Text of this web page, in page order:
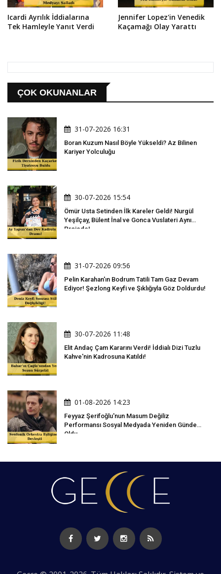
Icardi Ayrılık İddialarına
Tek Hamleyle Yanıt Verdi
Jennifer Lopez'in Venedik
Kaçamağı Olay Yarattı
ÇOK OKUNANLAR
31-07-2026 16:31
Boran Kuzum Nasıl Böyle Yükseldi? Az Bilinen
Kariyer Yolculuğu
30-07-2026 15:54
Ömür Usta Setinden İlk Kareler Geldi! Nurgül
Yeşilçay, Bülent İnal ve Gonca Vuslateri Aynı
Projede!
31-07-2026 09:56
Pelin Karahan'ın Bodrum Tatili Tam Gaz Devam
Ediyor! Şezlong Keyfi ve Şıklığıyla Göz Doldurdu!
30-07-2026 11:48
Elit Andaç Çam Kararını Verdi! İddialı Dizi Tuzlu
Kahve'nin Kadrosuna Katıldı!
01-08-2026 14:23
Feyyaz Şerifoğlu'nun Masum Değiliz
Performansı Sosyal Medyada Yeniden Gündem
Oldu